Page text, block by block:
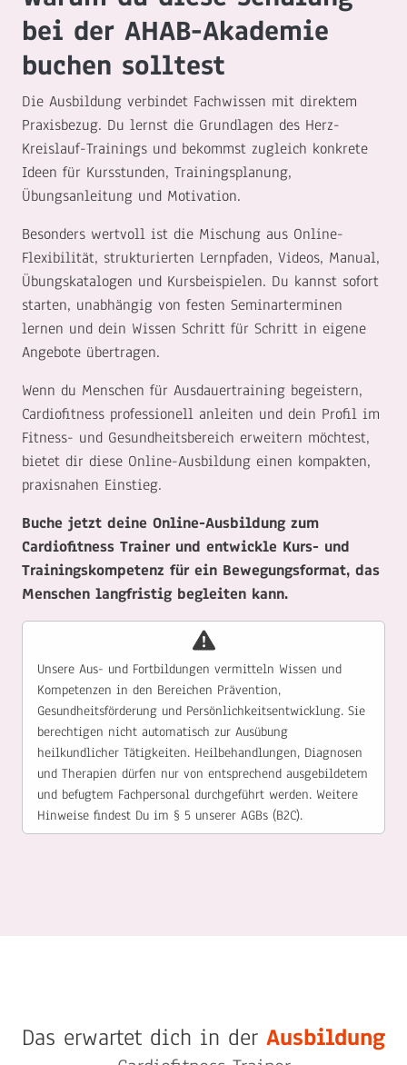
bei der AHAB-Akademie
buchen solltest
Die Ausbildung verbindet Fachwissen mit direktem
Praxisbezug. Du lernst die Grundlagen des Herz-
Kreislauf-Trainings und bekommst zugleich konkrete
Ideen für Kursstunden, Trainingsplanung,
Übungsanleitung und Motivation.
Besonders wertvoll ist die Mischung aus Online-
Flexibilität, strukturierten Lernpfaden, Videos, Manual,
Übungskatalogen und Kursbeispielen. Du kannst sofort
starten, unabhängig von festen Seminarterminen
lernen und dein Wissen Schritt für Schritt in eigene
Angebote übertragen.
Wenn du Menschen für Ausdauertraining begeistern,
Cardiofitness professionell anleiten und dein Profil im
Fitness- und Gesundheitsbereich erweitern möchtest,
bietet dir diese Online-Ausbildung einen kompakten,
praxisnahen Einstieg.
Buche jetzt deine Online-Ausbildung zum
Cardiofitness Trainer und entwickle Kurs- und
Trainingskompetenz für ein Bewegungsformat, das
Menschen langfristig begleiten kann.
Unsere Aus- und Fortbildungen vermitteln Wissen und
Kompetenzen in den Bereichen Prävention,
Gesundheitsförderung und Persönlichkeitsentwicklung. Sie
berechtigen nicht automatisch zur Ausübung
heilkundlicher Tätigkeiten. Heilbehandlungen, Diagnosen
und Therapien dürfen nur von entsprechend ausgebildetem
und befugtem Fachpersonal durchgeführt werden. Weitere
Hinweise findest Du im § 5 unserer AGBs (B2C).
Das erwartet dich in der Ausbildung